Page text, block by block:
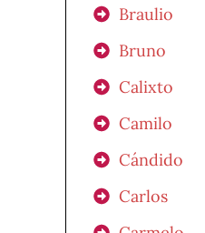
Braulio
Bruno
Calixto
Camilo
Cándido
Carlos